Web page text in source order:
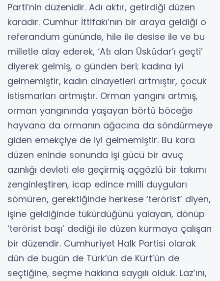
Parti’nin düzenidir. Adı aktır, getirdiği düzen
karadır. Cumhur İttifakı’nın bir araya geldiği o
referandum gününde, hile ile desise ile ve bu
milletle alay ederek, ‘Atı alan Üsküdar’ı geçti’
diyerek gelmiş, o günden beri; kadına iyi
gelmemiştir, kadın cinayetleri artmıştır, çocuk
istismarları artmıştır. Orman yangını artmış,
orman yangınında yaşayan börtü böceğe
hayvana da ormanın ağacına da söndürmeye
giden emekçiye de iyi gelmemiştir. Bu kara
düzen eninde sonunda işi gücü bir avuç
azınlığı devleti ele geçirmiş açgözlü bir takımı
zenginleştiren, icap edince milli duyguları
sömüren, gerektiğinde herkese ‘terörist’ diyen,
işine geldiğinde tükürdüğünü yalayan, dönüp
‘terörist başı’ dediği ile düzen kurmaya çalışan
bir düzendir. Cumhuriyet Halk Partisi olarak
dün de bugün de Türk’ün de Kürt’ün de
seçtiğine, seçme hakkına saygılı olduk. Laz’ını,